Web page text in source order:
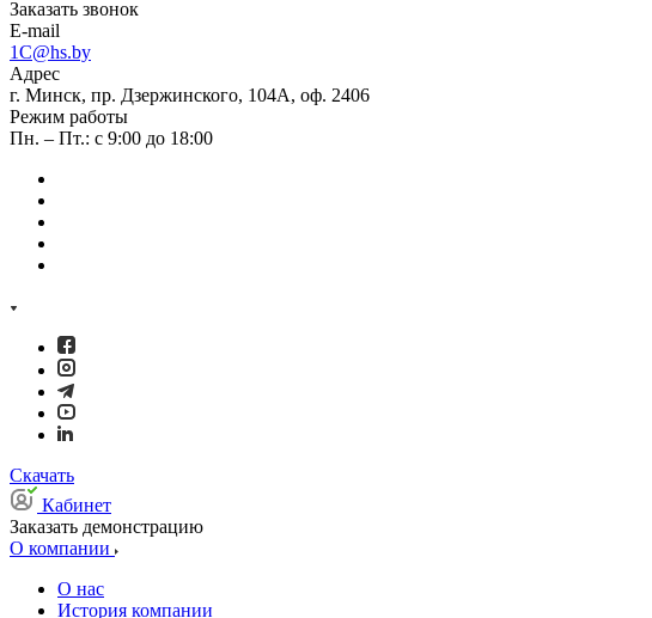
Заказать звонок
E-mail
1C@hs.by
Адрес
г. Минск, пр. Дзержинского, 104А, оф. 2406
Режим работы
Пн. – Пт.: с 9:00 до 18:00
Скачать
Кабинет
Заказать демонстрацию
О компании
О нас
История компании